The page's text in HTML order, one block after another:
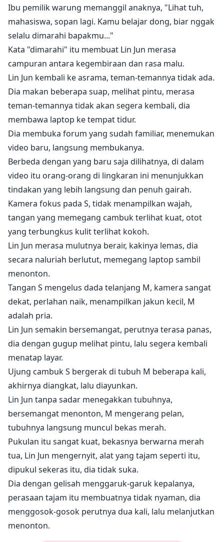
Ibu pemilik warung memanggil anaknya, "Lihat tuh,
mahasiswa, sopan lagi. Kamu belajar dong, biar nggak
selalu dimarahi bapakmu..."
Kata "dimarahi" itu membuat Lin Jun merasa
campuran antara kegembiraan dan rasa malu.
Lin Jun kembali ke asrama, teman-temannya tidak ada.
Dia makan beberapa suap, melihat pintu, merasa
teman-temannya tidak akan segera kembali, dia
membawa laptop ke tempat tidur.
Dia membuka forum yang sudah familiar, menemukan
video baru, langsung membukanya.
Berbeda dengan yang baru saja dilihatnya, di dalam
video itu orang-orang di lingkaran ini menunjukkan
tindakan yang lebih langsung dan penuh gairah.
Kamera fokus pada S, tidak menampilkan wajah,
tangan yang memegang cambuk terlihat kuat, otot
yang terbungkus kulit terlihat kokoh.
Lin Jun merasa mulutnya berair, kakinya lemas, dia
secara naluriah berlutut, memegang laptop sambil
menonton.
Tangan S mengelus dada telanjang M, kamera sangat
dekat, perlahan naik, menampilkan jakun kecil, M
adalah pria.
Lin Jun semakin bersemangat, perutnya terasa panas,
dia dengan gugup melihat pintu, lalu segera kembali
menatap layar.
Ujung cambuk S bergerak di tubuh M beberapa kali,
akhirnya diangkat, lalu diayunkan.
Lin Jun tanpa sadar menegakkan tubuhnya,
bersemangat menonton, M mengerang pelan,
tubuhnya langsung muncul bekas merah.
Pukulan itu sangat kuat, bekasnya berwarna merah
tua, Lin Jun mengernyit, alat yang tajam seperti itu,
dipukul sekeras itu, dia tidak suka.
Dia dengan gelisah menggaruk-garuk kepalanya,
perasaan tajam itu membuatnya tidak nyaman, dia
menggosok-gosok perutnya dua kali, lalu melanjutkan
menonton.